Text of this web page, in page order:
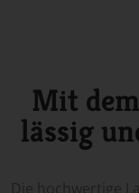
Mit
lässig